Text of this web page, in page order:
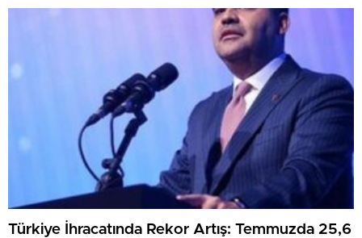
Türkiye İhracatında Rekor Artış: Temmuzda 25,6